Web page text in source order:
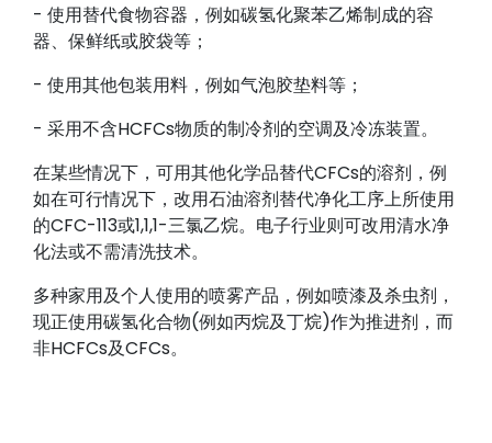
- 使用替代食物容器，例如碳氢化聚苯乙烯制成的容
器、保鲜纸或胶袋等；
- 使用其他包装用料，例如气泡胶垫料等；
- 采用不含HCFCs物质的制冷剂的空调及冷冻装置。
在某些情况下，可用其他化学品替代CFCs的溶剂，例
如在可行情况下，改用石油溶剂替代净化工序上所使用
的CFC-113或1,1,1-三氯乙烷。电子行业则可改用清水净
化法或不需清洗技术。
多种家用及个人使用的喷雾产品，例如喷漆及杀虫剂，
现正使用碳氢化合物(例如丙烷及丁烷)作为推进剂，而
非HCFCs及CFCs。